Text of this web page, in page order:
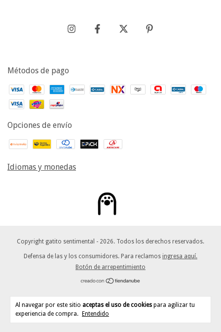
Al navegar por este sitio aceptas el uso de cookies para agilizar tu
experiencia de compra.
Entendido
Métodos de pago
Opciones de envío
Idiomas y monedas
Copyright gatito sentimental - 2026. Todos los derechos reservados.
Defensa de las y los consumidores. Para reclamos ingresa aquí.
Botón de arrepentimiento